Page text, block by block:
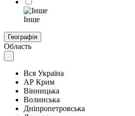
Інше
Географія
Область
Вся Україна
АР Крим
Вінницька
Волинська
Дніпропетровська